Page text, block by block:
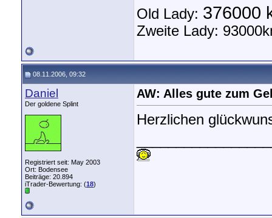
Old Lady: 376000
Zweite Lady:
08.11.2006, 09:32
Daniel
Der goldene Splint
Registriert seit: May 2003
Ort: Bodensee
Beiträge: 20.894
iTrader-Bewertung: (18)
AW: Alles gute zum
Herzlichen